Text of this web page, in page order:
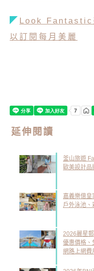
◤ Look Fantastic
以訂閱每月美麗
延伸閱讀
釜山旅遊
歐美設計
嘉義樂億皇
戶外泳池、
2026麗星
優惠價格、
網路上網費